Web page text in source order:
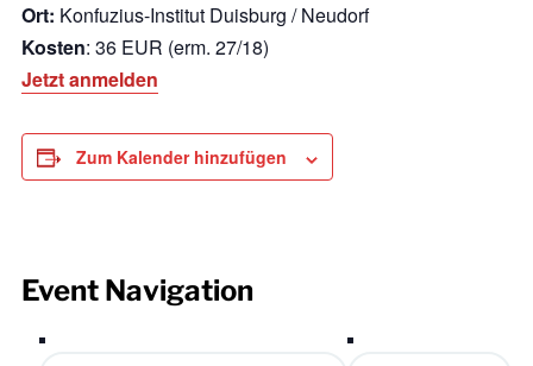
Ort: Konfuzius-Institut Duisburg / Neudorf
Kosten: 36 EUR (erm. 27/18)
Jetzt anmelden
Zum Kalender hinzufügen
Event Navigation